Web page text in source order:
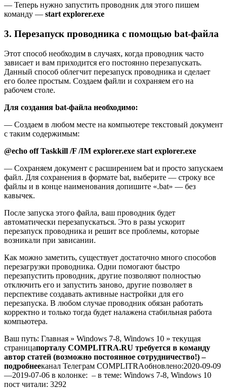
— Теперь нужно запустить проводник для этого пишем
команду — start explorer.exe
3. Перезапуск проводника с помощью bat-файла
Этот способ необходим в случаях, когда проводник часто
зависает и вам приходится его постоянно перезапускать.
Данный способ облегчит перезапуск проводника и сделает
его более простым. Создаем файли и сохраняем его на
рабочем столе.
Для создания bat-файла необходимо:
— Создаем в любом месте на компьютере текстовый документ
с таким содержимым:
@echo offTaskkill /F /IM explorer.exe start explorer.exe
— Сохраняем документ с расширением bat и просто запускаем
файл. Для сохранения в формате bat, выберите — строку все
файлы и в конце наименования допишите «.bat» — без
кавычек.
После запуска этого файла, ваш проводник будет
автоматически перезапускаться. Это в разы ускорит
перезапуск проводника и решит все проблемы, которые
возникали при зависании.
Как можно заметить, существует достаточно много способов
перезагрузки проводника. Одни помогают быстро
перезапустить проводник, другие позволяют полностью
отключить его и запустить заново, другие позволяет в
перспективе создавать активные настройки для его
перезапуска. В любом случае проводник обязан работать
корректно и только тогда будет налажена стабильная работа
компьютера.
Ваш путь: Главная » Windows 7-8, Windows 10 » текущая
страницапорталу COMPLITRA.RU требуется в команду
автор статей (возможно постоянное сотрудничество!) –
подробнееканал Телеграм COMPLITRAобновлено:2020-09-09
—2019-07-06 в колонке: – в теме: Windows 7-8, Windows 10
пост читали: 3292